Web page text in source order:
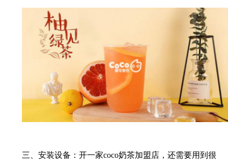
三、安装设备：开一家coco奶茶加盟店，还需要用到很